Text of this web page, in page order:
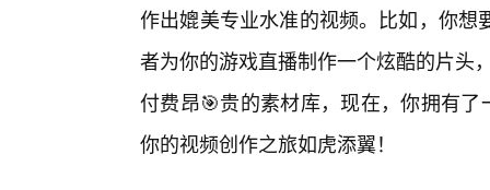
作出媲美专业水准的视频。比如，你
者为你的游戏直播制作一个炫酷的片头
付费昂🎯贵的素材库，现在，你拥有
你的视频创作之旅如虎添翼！